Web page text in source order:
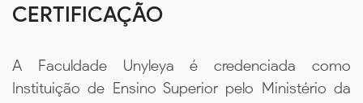
CERTIFICAÇÃO
A Faculdade Unyleya é credenciada como
Instituição de Ensino Superior pelo Ministério da